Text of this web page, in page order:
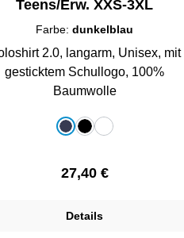
Teens/Erw. XXS-3XL
Farbe:dunkelblau
2.0, langarm, Unisex, mit
gesticktem Schullogo, 100%
Baumwolle
auswählen
dunkelblau
schwarz
weiß
Regulärer Preis:
27,40 €
Details